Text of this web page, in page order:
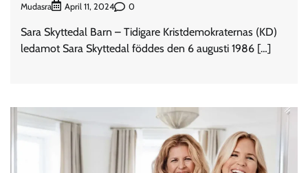
Mudasra April 11, 2024 0
Sara Skyttedal Barn – Tidigare Kristdemokraternas (KD)
ledamot Sara Skyttedal föddes den 6 augusti 1986 […]